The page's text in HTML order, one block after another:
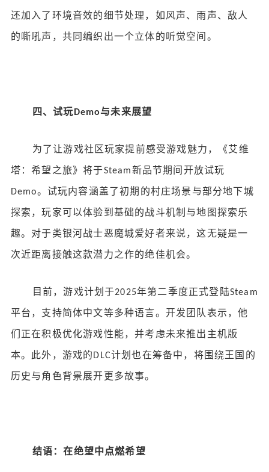
还加入了环境音效的细节处理，如风声、雨声、敌人
的嘶吼声，共同编织出一个立体的听觉空间。
四、试玩 Demo与未来展望
为了让游戏社区玩家提前感受游戏魅力，《艾维
塔：希望之旅》将于Steam新品节期间开放试玩
Demo。试玩内容涵盖了初期的村庄场景与部分地下城
探索，玩家可以体验到基础的战斗机制与地图探索乐
趣。对于类银河战士恶魔城爱好者来说，这无疑是一
次近距离接触这款潜力之作的绝佳机会。
目前，游戏计划于2025年第二季度正式登陆Steam
平台，支持简体中文等多种语言。开发团队表示，他
们正在积极优化游戏性能，并考虑未来推出主机版
本。此外，游戏的DLC计划也在筹备中，将围绕王国的
历史与角色背景展开更多故事。
结语：在绝望中点燃希望